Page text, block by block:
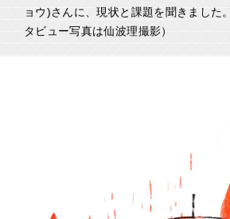
ョウ)さんに、現状と課題を聞きました
タビュー写真は仙波理撮影）